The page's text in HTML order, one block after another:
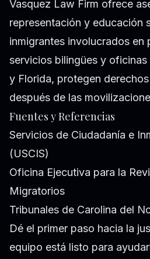
Vasquez Law Firm ofrece
representación y educación
inmigrantes involucrados en
servicios bilingües y
y Florida, protegen
después de las
Fuentes y Referencias
Servicios de Ciudadanía e
(USCIS)
Oficina Ejecutiva para la
Migratorios
Tribunales de Carolina del
Dé el primer paso hacia la
equipo está listo para